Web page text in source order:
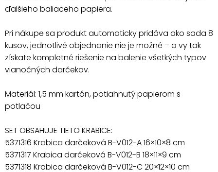
ďalšieho baliaceho papiera.
Pri nákupe sa produkt automaticky pridáva ako sada 8
kusov, jednotlivé objednanie nie je možné – a vy tak
získate kompletné riešenie na balenie všetkých typov
vianočných darčekov.
Materiál: 1,5 mm kartón, potiahnutý papierom s
potlačou
SET OBSAHUJE TIETO KRABICE:
5371316 Krabica darčeková B-V012-A 16×10×8 cm
5371317 Krabica darčeková B-V012-B 18×11×9 cm
5371318 Krabica darčeková B-V012-C 20×12×10 cm